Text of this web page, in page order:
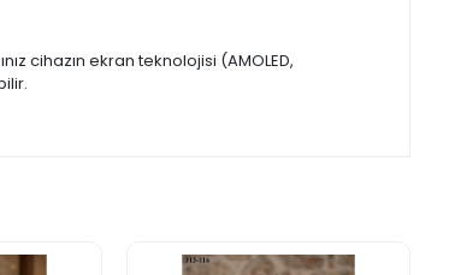
cihazın ekran teknolojisi (AMOLED,